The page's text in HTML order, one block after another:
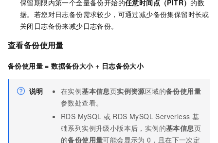
保留期限内第一个全量备份开始的任意时间点（PITR） 的数
据。若您对日志备份需求较少，可通过减少备份集保留时长或
关闭日志备份来减少日志备份。
查看备份使用量
备份使用量 = 数据备份大小 + 日志备份大小
说明 在实例基本信息页实例资源区域的备份使用量
参数处查看。
RDS MySQL 或 RDS MySQL Serverless 基
础系列实例升级小版本后，实例的基本信息页
的备份使用量可能会显示为 0，且在下一次定